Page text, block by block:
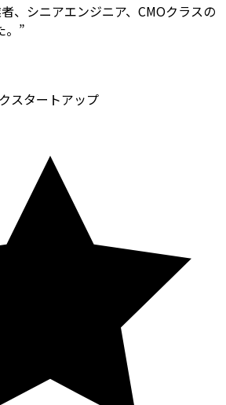
、シニアエンジニア、CMOクラスの
”
スタートアップ